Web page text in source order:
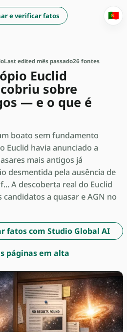
e verificar fatos 🇵🇹
Last edited mês passado26 fontes
Euclid
sobre
— e o que é
boato sem fundamento
Euclid havia anunciado a
mais antigos já
desmentida pela ausência de
A descoberta real do Euclid
a quasar e AGN no
fatos com Studio Global AI
páginas em alta